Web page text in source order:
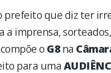
prefeito que diz ter
a imprensa,
o G8na
para uma